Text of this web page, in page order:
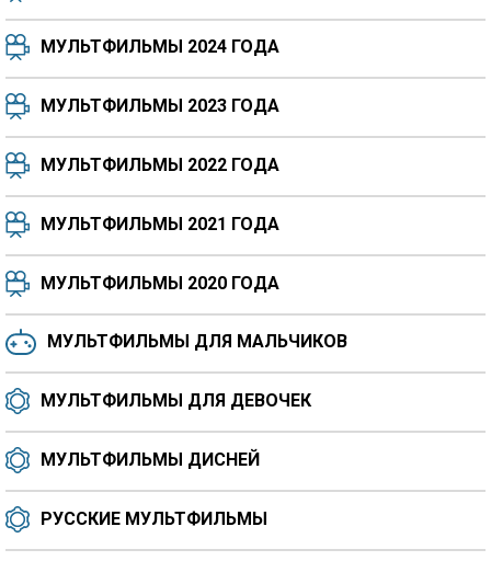
7.5 8.3
8.3
6.5 6.6
8.2
6.0 6.4
МУЛЬТФИЛЬМЫ 2024 ГОДА
МУЛЬТФИЛЬМЫ 2023 ГОДА
МУЛЬТФИЛЬМЫ 2022 ГОДА
МУЛЬТФИЛЬМЫ 2021 ГОДА
МУЛЬТФИЛЬМЫ 2020 ГОДА
МУЛЬТФИЛЬМЫ ДЛЯ МАЛЬЧИКОВ
МУЛЬТФИЛЬМЫ ДЛЯ ДЕВОЧЕК
МУЛЬТФИЛЬМЫ ДИСНЕЙ
РУССКИЕ МУЛЬТФИЛЬМЫ